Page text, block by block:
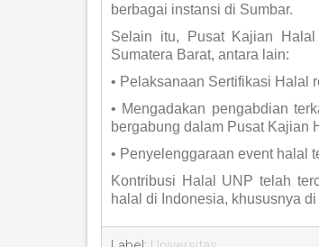
berbagai instansi di Sumbar.
Selain itu, Pusat Kajian
Sumatera Barat, antara lain:
• Pelaksanaan Sertifikasi Halal
• Mengadakan pengabdian
bergabung dalam Pusat Kajian
• Penyelenggaraan event halal
Kontribusi Halal UNP telah
halal di Indonesia, khususnya